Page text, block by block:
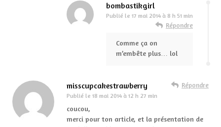
bombastikgirl
Publié le 17 mai 2014 à 8 h 51 min
Répondre
Comme ça on
m’embête plus… lol
misscupcakestrawberry
Publié le 18 mai 2014 à 12 h 27 min
Répondre
coucou,
merci pour ton article, et la présentation de